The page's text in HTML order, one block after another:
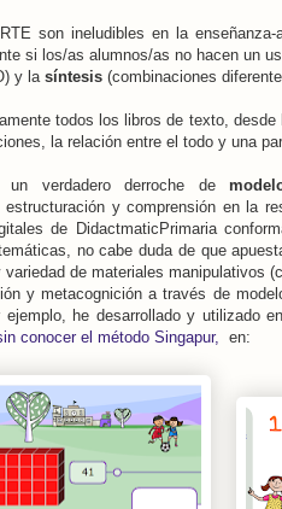
son ineludibles en la
si los/as alumnos/as no hacen un
y la síntesis (combinaciones
todos los libros de texto,
la relación entre el todo y una
un verdadero derroche de
y comprensión en la
de DidactmaticPrimaria
no cabe duda de que
de materiales manipulativos
y metacognición a través de
he desarrollado y utilizado
conocer el método Singapur, en: